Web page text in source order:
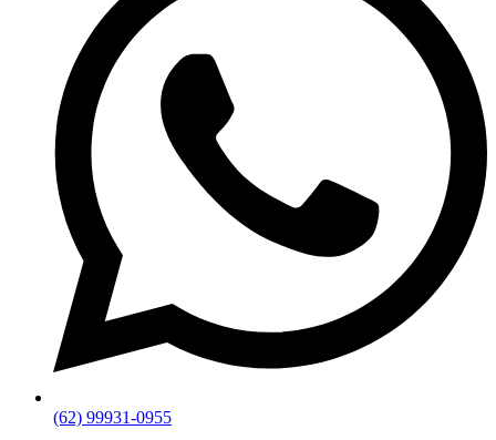
(62) 99931-0955